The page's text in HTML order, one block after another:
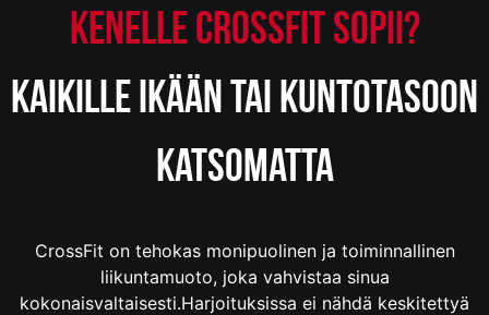
KENELLE CROSSFIT SOPII?
KAIKILLE IKÄÄN TAI KUNTOTASOON
KATSOMATTA
CrossFit on tehokas monipuolinen ja toiminnallinen
liikuntamuoto, joka vahvistaa sinua
kokonaisvaltaisesti.Harjoituksissa ei nähdä keskitettyä